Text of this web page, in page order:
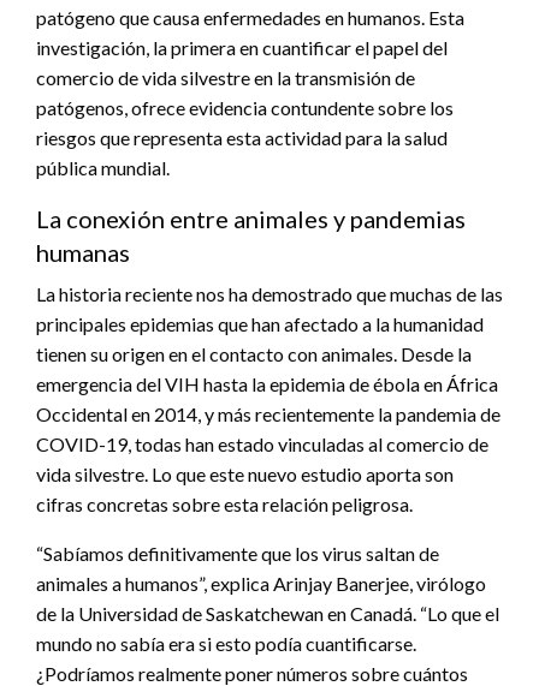
patógeno que causa enfermedades en humanos. Esta
investigación, la primera en cuantificar el papel del
comercio de vida silvestre en la transmisión de
patógenos, ofrece evidencia contundente sobre los
riesgos que representa esta actividad para la salud
pública mundial.
La conexión entre animales y pandemias
humanas
La historia reciente nos ha demostrado que muchas de las
principales epidemias que han afectado a la humanidad
tienen su origen en el contacto con animales. Desde la
emergencia del VIH hasta la epidemia de ébola en África
Occidental en 2014, y más recientemente la pandemia de
COVID-19, todas han estado vinculadas al comercio de
vida silvestre. Lo que este nuevo estudio aporta son
cifras concretas sobre esta relación peligrosa.
“Sabíamos definitivamente que los virus saltan de
animales a humanos”, explica Arinjay Banerjee, virólogo
de la Universidad de Saskatchewan en Canadá. “Lo que el
mundo no sabía era si esto podía cuantificarse.
¿Podríamos realmente poner números sobre cuántos